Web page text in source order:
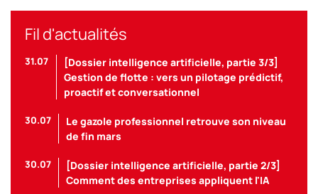
Fil d'actualités
31.07
[Dossier intelligence artificielle, partie 3/3]
Gestion de flotte : vers un pilotage prédictif,
proactif et conversationnel
30.07
Le gazole professionnel retrouve son niveau
de fin mars
30.07
[Dossier intelligence artificielle, partie 2/3]
Comment des entreprises appliquent l'IA